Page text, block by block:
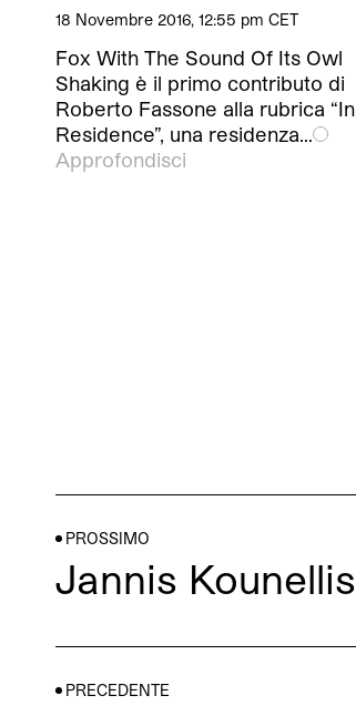
18 Novembre 2016, 12:55 pm CET
Fox With The Sound Of Its Owl
Shaking è il primo contributo di
Roberto Fassone alla rubrica “In
Residence”, una residenza…
Approfondisci
PROSSIMO
Jannis Kounellis
PRECEDENTE